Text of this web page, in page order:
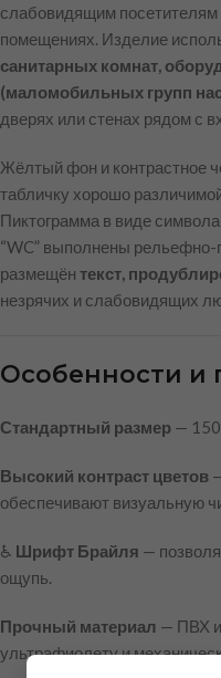
слабовидящим
помещениях. Изделие
санитарных комнат,
(маломобильных групп
дверях или стенах рядом с
Жёлтый фон и контрастное
табличку хорошо
Пиктограмма в виде
“WC” выполнены
размещён текст,
незрячих и слабовидящих
Особенности и
Стандартный размер —
Высокий контраст цветов
обеспечивают визуальную
♿ Шрифт Брайля —
ощупь.
Прочный материал — ПВХ
ультрафиолету и